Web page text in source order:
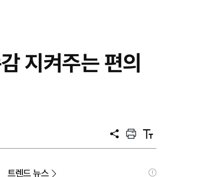
지켜주는 편의
공
프
트
텍
트
트렌드 뉴스